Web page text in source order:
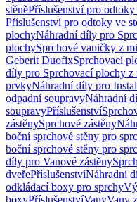
stěněPříslušenství pro odtoky
Příslušenství pro odtoky ve
plochyNáhradní díly pro
plochySprchové vaničky z
Geberit DuofixSprchovací
díly pro Sprchovací plochy z
prvkyNáhradní díly pro
odpadní soupravyNáhradní
soupravyPříslušenství
zástěnySprchové zástěny
boční sprchové stěny pro
boční sprchové stěny pro
díly pro Vanové zástěny
dveřePříslušenstvíNáhradní
odkládací boxy pro sprchy
boxyPříslušenstvíVanyVany